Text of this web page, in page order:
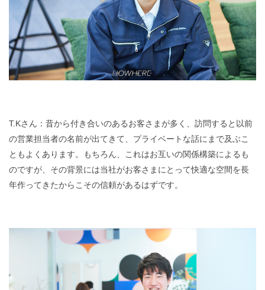
T.Kさん：昔から付き合いのあるお客さまが多く、訪問すると以前
の営業担当者の名前が出てきて、プライベートな話にまで及ぶこ
ともよくあります。もちろん、これはお互いの関係構築によるも
のですが、その背景には当社がお客さまにとって快適な空間を長
年作ってきたからこその信頼があるはずです。